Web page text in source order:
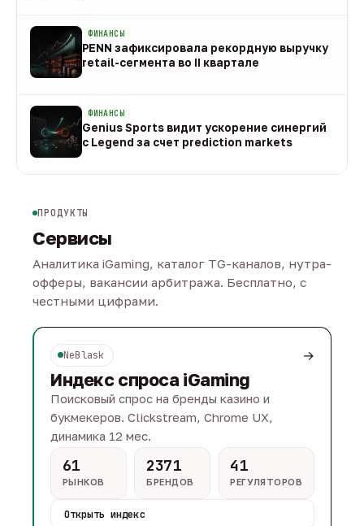
ФИНАНСЫ
PENN зафиксировала рекордную выручку
retail-сегмента во II квартале
ФИНАНСЫ
Genius Sports видит ускорение синергий
с Legend за счет prediction markets
ПРОДУКТЫ
Сервисы
Аналитика iGaming, каталог TG-каналов, нутра-
офферы, вакансии арбитража. Бесплатно, с
честными цифрами.
NeBlask →
Индекс спроса iGaming
Поисковый спрос на бренды казино и
букмекеров. Clickstream, Chrome UX,
динамика 12 мес.
61
РЫНКОВ
2371
БРЕНДОВ
41
РЕГУЛЯТОРОВ
Открыть индекс